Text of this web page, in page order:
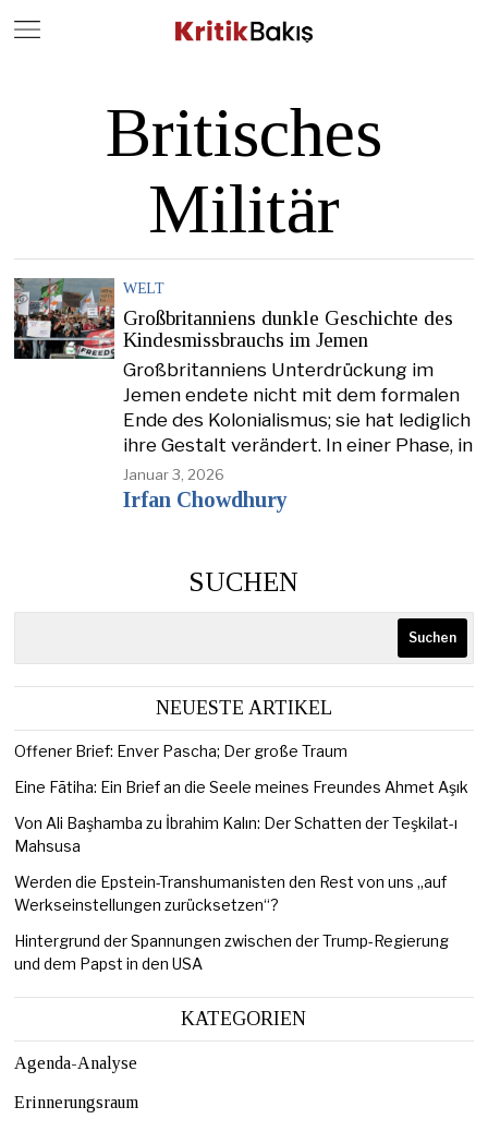
Britisches
Militär
WELT
Großbritanniens dunkle Geschichte des
Kindesmissbrauchs im Jemen
Großbritanniens Unterdrückung im
Jemen endete nicht mit dem formalen
Ende des Kolonialismus; sie hat lediglich
ihre Gestalt verändert. In einer Phase, in
Januar 3, 2026
Irfan Chowdhury
SUCHEN
Suchen
NEUESTE ARTIKEL
Offener Brief: Enver Pascha; Der große Traum
Eine Fātiha: Ein Brief an die Seele meines Freundes Ahmet Aşık
Von Ali Başhamba zu İbrahim Kalın: Der Schatten der Teşkilat-ı
Mahsusa
Werden die Epstein-Transhumanisten den Rest von uns „auf
Werkseinstellungen zurücksetzen“?
Hintergrund der Spannungen zwischen der Trump-Regierung
und dem Papst in den USA
KATEGORIEN
Agenda-Analyse
Erinnerungsraum